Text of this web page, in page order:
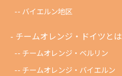
バイエルン地区
チームオレンジ・ドイツとは
チームオレンジ・ベルリン
チームオレンジ・バイエルン